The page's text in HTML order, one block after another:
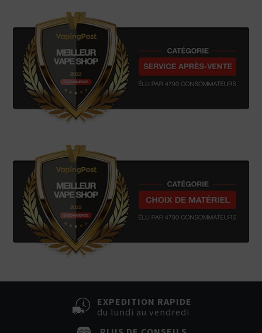
EXPEDITION RAPIDE
du lundi au vendredi